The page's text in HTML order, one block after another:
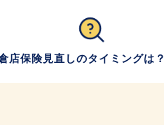
店保険見直しのタイミングは？